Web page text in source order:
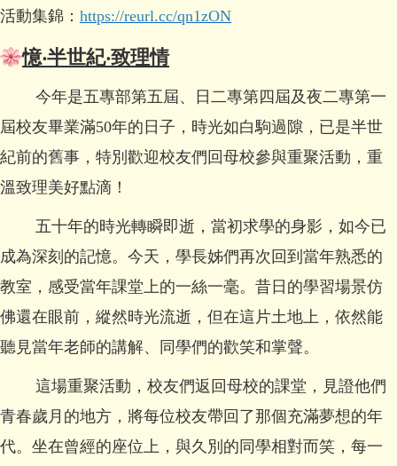
活動集錦： https://reurl.cc/qn1zON
憶‧半世紀‧致理情
今年是五專部第五屆、日二專第四屆及夜二專第一
屆校友畢業滿50年的日子，時光如白駒過隙，已是半世
紀前的舊事，特別歡迎校友們回母校參與重聚活動，重
溫致理美好點滴！
五十年的時光轉瞬即逝，當初求學的身影，如今已
成為深刻的記憶。今天，學長姊們再次回到當年熟悉的
教室，感受當年課堂上的一絲一毫。昔日的學習場景仿
佛還在眼前，縱然時光流逝，但在這片土地上，依然能
聽見當年老師的講解、同學們的歡笑和掌聲。
這場重聚活動，校友們返回母校的課堂，見證他們
青春歲月的地方，將每位校友帶回了那個充滿夢想的年
代。坐在曾經的座位上，與久別的同學相對而笑，每一